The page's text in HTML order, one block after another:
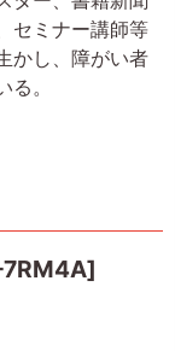
セミナー講師等
かし、障がい者
。
7RM4A]